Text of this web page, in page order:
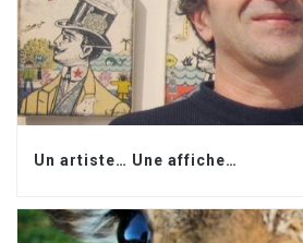
Un artiste… Une affiche…